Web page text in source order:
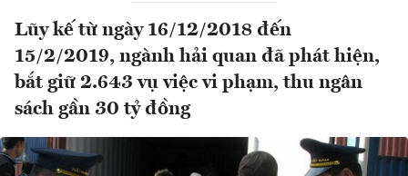
Lũy kế từ ngày 16/12/2018 đến
15/2/2019, ngành hải quan đã phát hiện,
bắt giữ 2.643 vụ việc vi phạm, thu ngân
sách gần 30 tỷ đồng